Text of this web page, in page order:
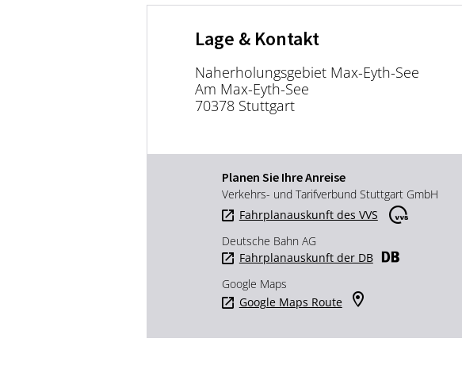
Lage & Kontakt
Naherholungsgebiet Max-Eyth-See
Am Max-Eyth-See
70378 Stuttgart
Planen Sie Ihre Anreise
Verkehrs- und Tarifverbund Stuttgart GmbH
Fahrplanauskunft des VVS
Deutsche Bahn AG
Fahrplanauskunft der DB
Google Maps
Google Maps Route